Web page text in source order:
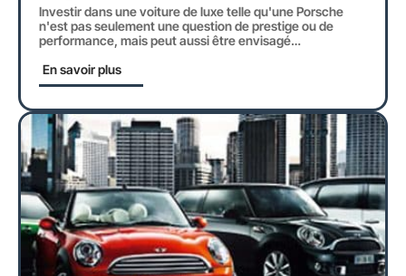
Investir dans une voiture de luxe telle qu'une Porsche
n'est pas seulement une question de prestige ou de
performance, mais peut aussi être envisagé…
En savoir plus